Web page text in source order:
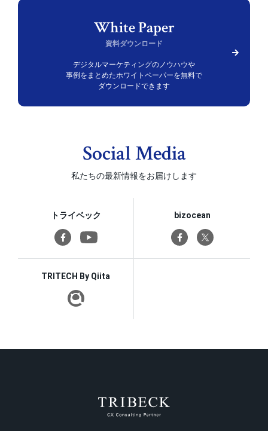
資料ダウンロード
デジタルマーケティングのノウハウや
事例をまとめたホワイトペーパーを無料で
ダウンロードできます
Social Media
私たちの最新情報をお届けします
トライベック bizocean
TRITECH By Qiita